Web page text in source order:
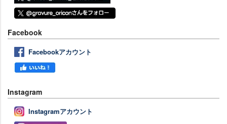
Facebook
Facebookアカウント
Instagram
Instagramアカウント